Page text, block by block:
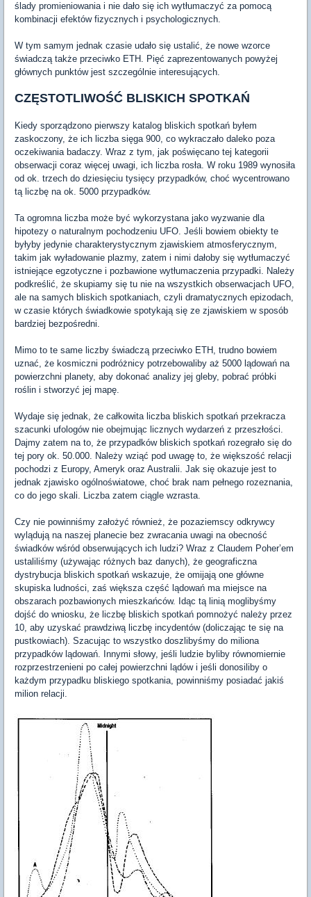
ślady promieniowania i nie dało się ich wytłumaczyć za pomocą
kombinacji efektów fizycznych i psychologicznych.
W tym samym jednak czasie udało się ustalić, że nowe wzorce
świadczą także przeciwko ETH. Pięć zaprezentowanych powyżej
głównych punktów jest szczególnie interesujących.
CZĘSTOTLIWOŚĆ BLISKICH SPOTKAŃ
Kiedy sporządzono pierwszy katalog bliskich spotkań byłem
zaskoczony, że ich liczba sięga 900, co wykraczało daleko poza
oczekiwania badaczy. Wraz z tym, jak poświęcano tej kategorii
obserwacji coraz więcej uwagi, ich liczba rosła. W roku 1989 wynosiła
od ok. trzech do dziesięciu tysięcy przypadków, choć wycentrowano
tą liczbę na ok. 5000 przypadków.
Ta ogromna liczba może być wykorzystana jako wyzwanie dla
hipotezy o naturalnym pochodzeniu UFO. Jeśli bowiem obiekty te
byłyby jedynie charakterystycznym zjawiskiem atmosferycznym,
takim jak wyładowanie plazmy, zatem i nimi dałoby się wytłumaczyć
istniejące egzotyczne i pozbawione wytłumaczenia przypadki. Należy
podkreślić, że skupiamy się tu nie na wszystkich obserwacjach UFO,
ale na samych bliskich spotkaniach, czyli dramatycznych epizodach,
w czasie których świadkowie spotykają się ze zjawiskiem w sposób
bardziej bezpośredni.
Mimo to te same liczby świadczą przeciwko ETH, trudno bowiem
uznać, że kosmiczni podróżnicy potrzebowaliby aż 5000 lądowań na
powierzchni planety, aby dokonać analizy jej gleby, pobrać próbki
roślin i stworzyć jej mapę.
Wydaje się jednak, że całkowita liczba bliskich spotkań przekracza
szacunki ufologów nie obejmując licznych wydarzeń z przeszłości.
Dajmy zatem na to, że przypadków bliskich spotkań rozegrało się do
tej pory ok. 50.000. Należy wziąć pod uwagę to, że większość relacji
pochodzi z Europy, Ameryk oraz Australii. Jak się okazuje jest to
jednak zjawisko ogólnoświatowe, choć brak nam pełnego rozeznania,
co do jego skali. Liczba zatem ciągle wzrasta.
Czy nie powinniśmy założyć również, że pozaziemscy odkrywcy
wylądują na naszej planecie bez zwracania uwagi na obecność
świadków wśród obserwujących ich ludzi? Wraz z Claudem Poher’em
ustaliliśmy (używając różnych baz danych), że geograficzna
dystrybucja bliskich spotkań wskazuje, że omijają one główne
skupiska ludności, zaś większa część lądowań ma miejsce na
obszarach pozbawionych mieszkańców. Idąc tą linią moglibyśmy
dojść do wniosku, że liczbę bliskich spotkań pomnożyć należy przez
10, aby uzyskać prawdziwą liczbę incydentów (doliczając te się na
pustkowiach). Szacując to wszystko doszlibyśmy do miliona
przypadków lądowań. Innymi słowy, jeśli ludzie byliby równomiernie
rozprzestrzenieni po całej powierzchni lądów i jeśli donosiliby o
każdym przypadku bliskiego spotkania, powinniśmy posiadać jakiś
milion relacji.